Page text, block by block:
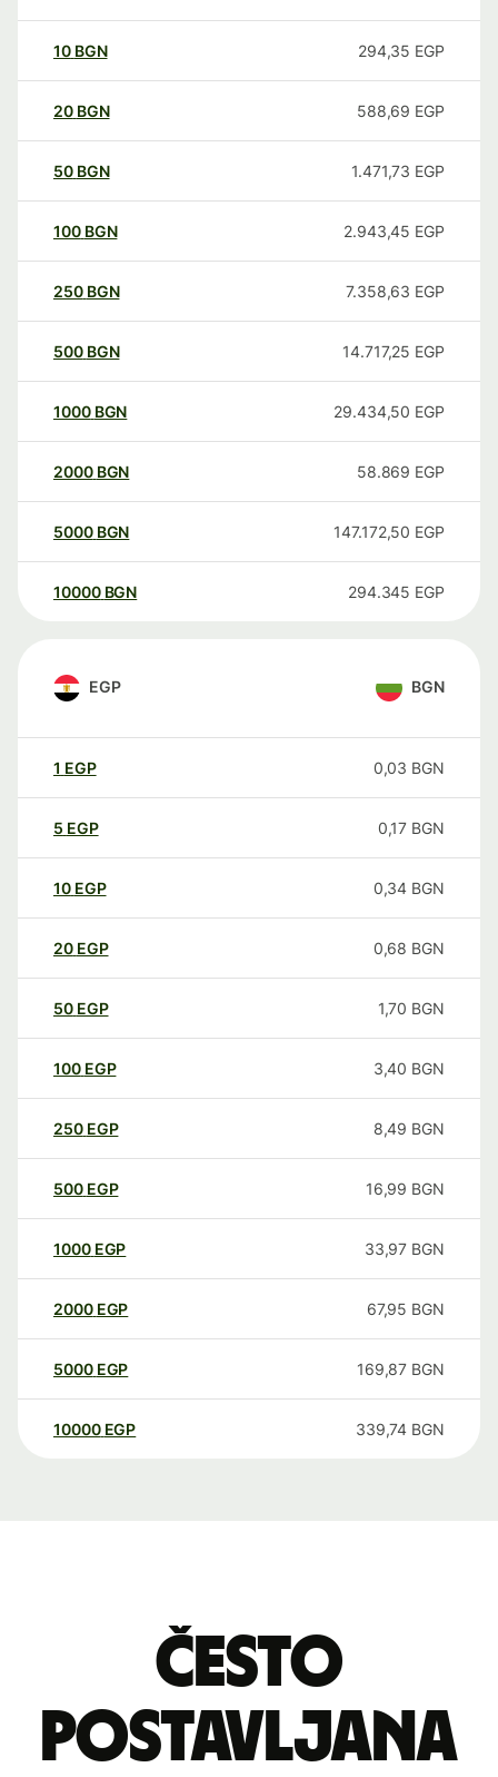
10 BGN 294,35 EGP
20 BGN 588,69 EGP
50 BGN 1.471,73 EGP
100 BGN 2.943,45 EGP
250 BGN 7.358,63 EGP
500 BGN 14.717,25 EGP
1000 BGN 29.434,50 EGP
2000 BGN 58.869 EGP
5000 BGN 147.172,50 EGP
10000 BGN 294.345 EGP
EGP BGN
1 EGP 0,03 BGN
5 EGP 0,17 BGN
10 EGP 0,34 BGN
20 EGP 0,68 BGN
50 EGP 1,70 BGN
100 EGP 3,40 BGN
250 EGP 8,49 BGN
500 EGP 16,99 BGN
1000 EGP 33,97 BGN
2000 EGP 67,95 BGN
5000 EGP 169,87 BGN
10000 EGP 339,74 BGN
Često
postavljana